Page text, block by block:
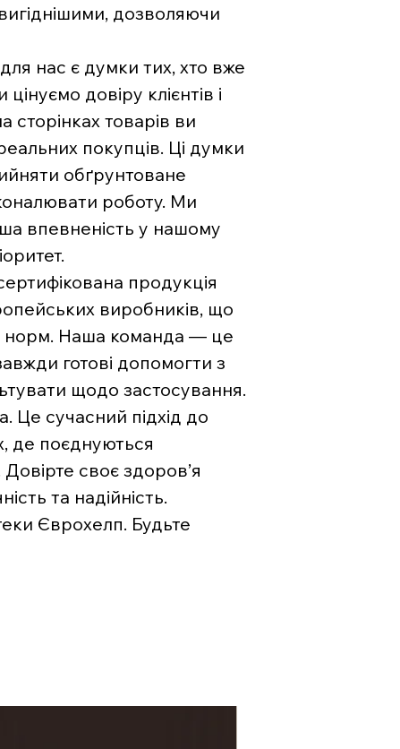
дозволяючи
нас є думки тих, хто вже
довіру клієнтів і
сторінках товарів ви
покупців. Ці думки
обґрунтоване
роботу. Ми
впевненість у нашому
продукція
виробників, що
норм. Наша команда — це
готові допомогти з
щодо застосування.
Це сучасний підхід до
де поєднуються
Довірте своє здоров’я
та надійність.
Єврохелп. Будьте